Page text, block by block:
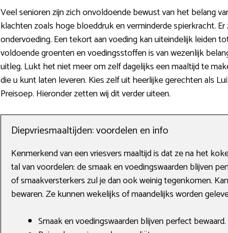
Veel senioren zijn zich onvoldoende bewust van het belang
klachten zoals hoge bloeddruk en verminderde spierkracht.
ondervoeding. Een tekort aan voeding kan uiteindelijk leiden
voldoende groenten en voedingsstoffen is van wezenlijk
uitleg. Lukt het niet meer om zelf dagelijks een maaltijd te
die u kunt laten leveren. Kies zelf uit heerlijke gerechten als
Preisoep. Hieronder zetten wij dit verder uiteen.
Diepvriesmaaltijden: voordelen en info
Kenmerkend van een vriesvers maaltijd is dat ze na het
tal van voordelen: de smaak en voedingswaarden blijven
of smaakversterkers zul je dan ook weinig tegenkomen.
bewaren. Ze kunnen wekelijks of maandelijks worden
Smaak en voedingswaarden blijven perfect bewaard.